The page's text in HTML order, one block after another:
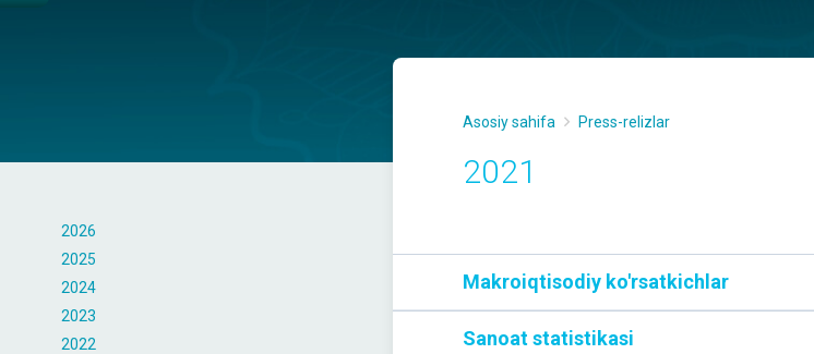
2026
2025
2024
2023
2022
Asosiy sahifa Press-relizlar
2021
Makroiqtisodiy ko'rsatkichlar
Sanoat statistikasi